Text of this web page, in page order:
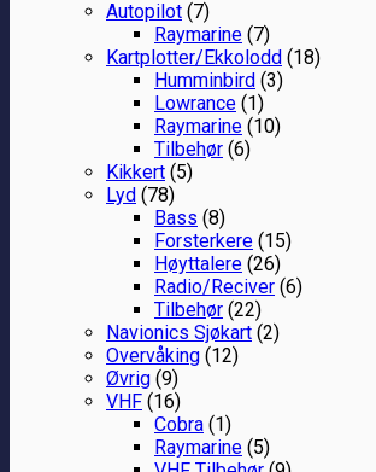
Autopilot (7)
Raymarine (7)
Kartplotter/Ekkolodd (18)
Humminbird (3)
Lowrance (1)
Raymarine (10)
Tilbehør (6)
Kikkert (5)
Lyd (78)
Bass (8)
Forsterkere (15)
Høyttalere (26)
Radio/Reciver (6)
Tilbehør (22)
Navionics Sjøkart (2)
Overvåking (12)
Øvrig (9)
VHF (16)
Cobra (1)
Raymarine (5)